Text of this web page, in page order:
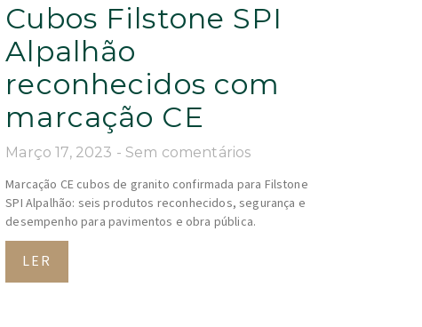
Cubos Filstone SPI
Alpalhão
reconhecidos com
marcação CE
Março 17, 2023 Sem comentários
Marcação CE cubos de granito confirmada para Filstone
SPI Alpalhão: seis produtos reconhecidos, segurança e
desempenho para pavimentos e obra pública.
LER